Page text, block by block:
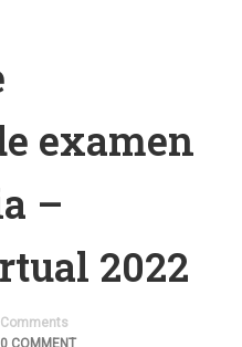
examen
–
2022
Comments
0 COMMENT